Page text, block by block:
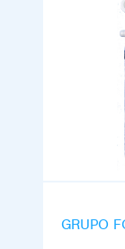
GRUPO